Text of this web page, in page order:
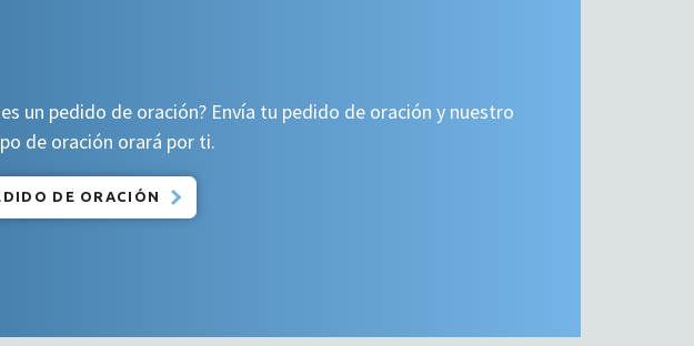
un pedido de oración? Envía tu pedido de oración y nuestro
de oración orará por ti.
DE ORACIÓN